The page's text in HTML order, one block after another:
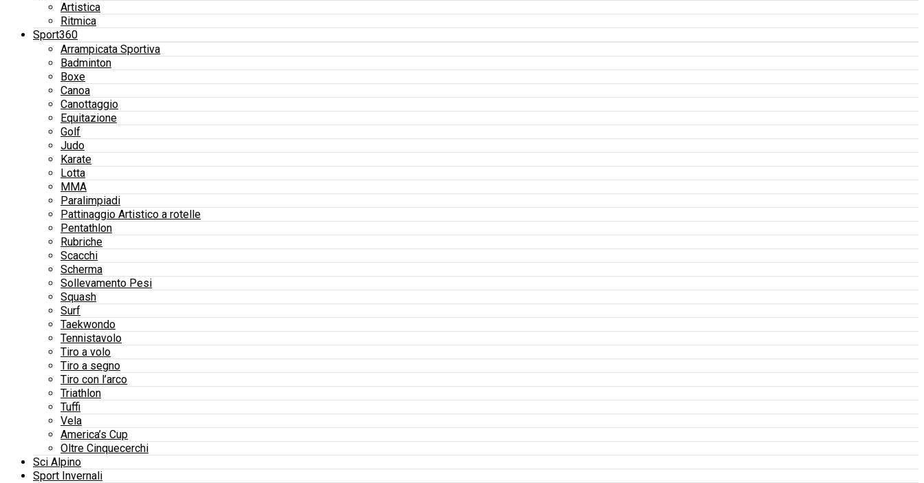
Artistica
Ritmica
Sport360
Arrampicata Sportiva
Badminton
Boxe
Canoa
Canottaggio
Equitazione
Golf
Judo
Karate
Lotta
MMA
Paralimpiadi
Pattinaggio Artistico a rotelle
Pentathlon
Rubriche
Scacchi
Scherma
Sollevamento Pesi
Squash
Surf
Taekwondo
Tennistavolo
Tiro a volo
Tiro a segno
Tiro con l’arco
Triathlon
Tuffi
Vela
America’s Cup
Oltre Cinquecerchi
Sci Alpino
Sport Invernali